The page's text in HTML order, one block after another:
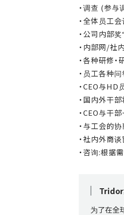
・调查 (参与
・全体员工
・公司内部
・内部网/社
・各种研修
・员工各种
・CEO与
・国内外干
・CEO与干
・与工会的
・社内外商
・咨询:根据
Tridor
为了在全